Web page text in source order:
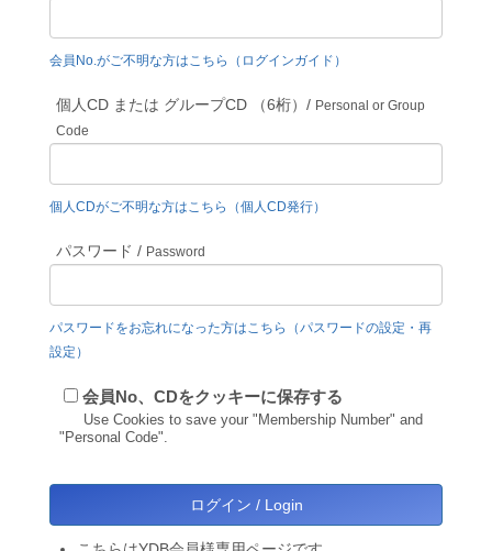
会員No.がご不明な方はこちら（ログインガイド）
個人CD または グループCD （6桁）/ Personal or Group
Code
個人CDがご不明な方はこちら（個人CD発行）
パスワード / Password
パスワードをお忘れになった方はこちら（パスワードの設定・再
設定）
会員No、CDをクッキーに保存する
Use Cookies to save your "Membership Number" and
"Personal Code".